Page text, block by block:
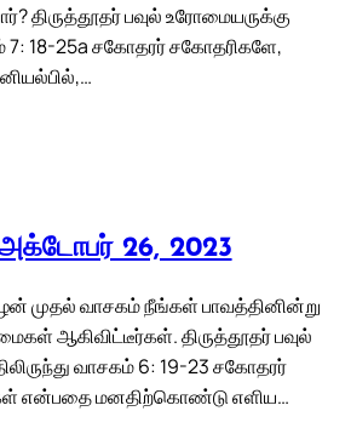
திருத்தூதர் பவுல் உரோமையருக்கு
7: 18-25a சகோதரர் சகோதரிகளே,
அக்டோபர் 26, 2023
முதல் வாசகம் நீங்கள் பாவத்தினின்று
ஆகிவிட்டீர்கள். திருத்தூதர் பவுல்
வாசகம் 6: 19-23 சகோதரர்
என்பதை மனதிற்கொண்டு எளிய…